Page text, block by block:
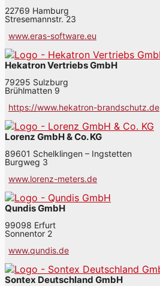
22769 Hamburg
Stresemannstr. 23
www.eras-software.eu
Hekatron Vertriebs GmbH
79295 Sulzburg
Brühlmatten 9
https://www.hekatron-brandschutz.de
Lorenz GmbH & Co. KG
89601 Schelklingen – Ingstetten
Burgweg 3
www.lorenz-meters.de
Qundis GmbH
99098 Erfurt
Sonnentor 2
www.qundis.de
Sontex Deutschland GmbH